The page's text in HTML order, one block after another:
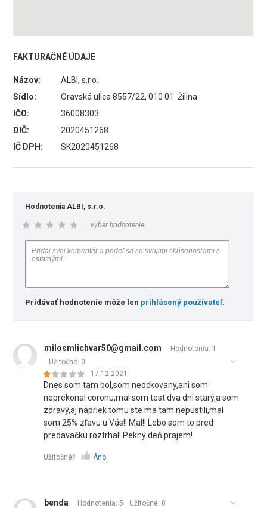
FAKTURAČNÉ ÚDAJE
Názov:
ALBI, s.r.o.
Sídlo:
Oravská ulica 8557/22, 010 01 Žilina
IČO:
36008303
DIČ:
2020451268
IČ DPH:
SK2020451268
Hodnotenia ALBI, s.r.o.
vyber hodnotenie
Pridávať hodnotenie môže len prihlásený používateľ.
milosmlichvar50@gmail.com
Hodnotenia: 1
Užitočné: 0
17.12.2021
Dnes som tam bol,som neockovany,ani som
neprekonal coronu,mal som test dva dni starý,a som
zdravý,aj napriek tomu ste ma tam nepustili,mal
som 25% zľavu u Vás!! Mal!! Lebo som to pred
predavačku roztrhal! Pekný deň prajem!
Užitočné? Áno
benda Hodnotenia: 5 Užitočné: 0